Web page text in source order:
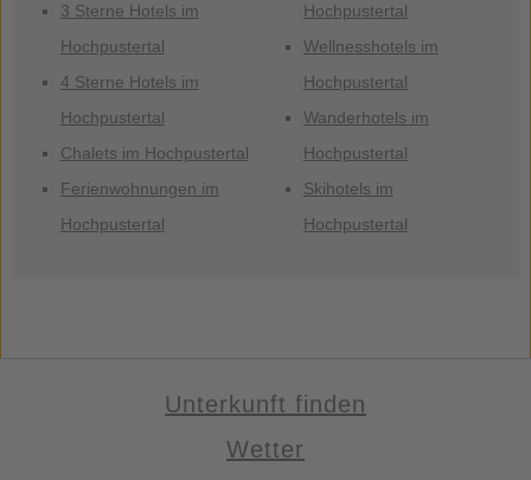
3 Sterne Hotels im
Hochpustertal
4 Sterne Hotels im
Hochpustertal
Chalets im Hochpustertal
Ferienwohnungen im
Hochpustertal
Hochpustertal
Wellnesshotels im
Hochpustertal
Wanderhotels im
Hochpustertal
Skihotels im
Hochpustertal
Unterkunft finden
Wetter